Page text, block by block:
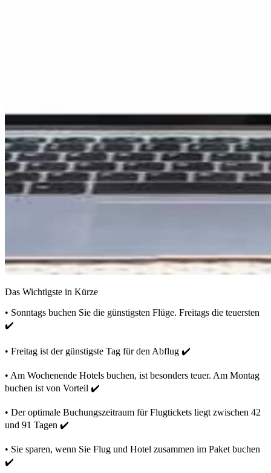
Das Wichtigste in Kürze
• Sonntags buchen Sie die günstigsten Flüge. Freitags die teuersten
✔️
• Freitag ist der günstigste Tag für den Abflug ✔️
• Am Wochenende Hotels buchen, ist besonders teuer. Am Montag
buchen ist von Vorteil ✔️
• Der optimale Buchungszeitraum für Flugtickets liegt zwischen 42
und 91 Tagen ✔️
• Sie sparen, wenn Sie Flug und Hotel zusammen im Paket buchen
✔️